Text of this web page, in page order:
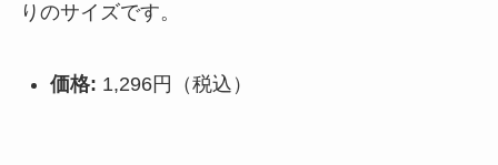
りのサイズです。
価格: 1,296円（税込）